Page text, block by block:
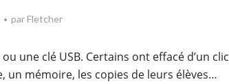
parFletcher
une clé USB. Certains ont effacé d’un clic
un mémoire, les copies de leurs élèves…